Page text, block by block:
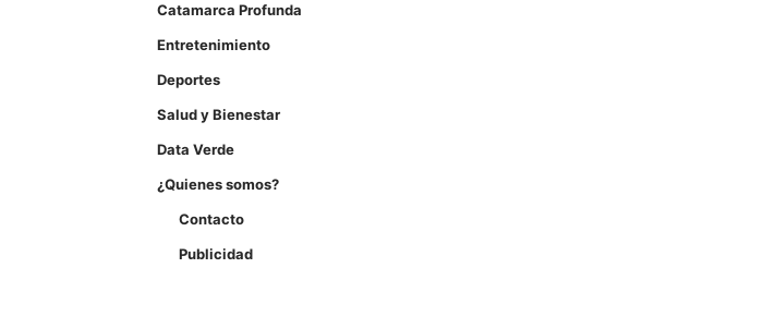
Catamarca Profunda
Entretenimiento
Deportes
Salud y Bienestar
Data Verde
¿Quienes somos?
Contacto
Publicidad